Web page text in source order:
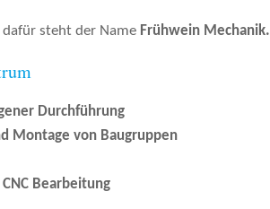
steht der Name Frühwein Mechanik.
Durchführung
Montage von Baugruppen
Bearbeitung